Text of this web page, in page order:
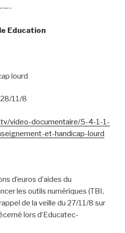
Education
lourd
11/8
video-documentaire/5-4-1-1-
et-handicap-lourd
d’euros d’aides du
les outils numériques (TBI,
de la veille du 27/11/8 sur
lors d’Educatec-